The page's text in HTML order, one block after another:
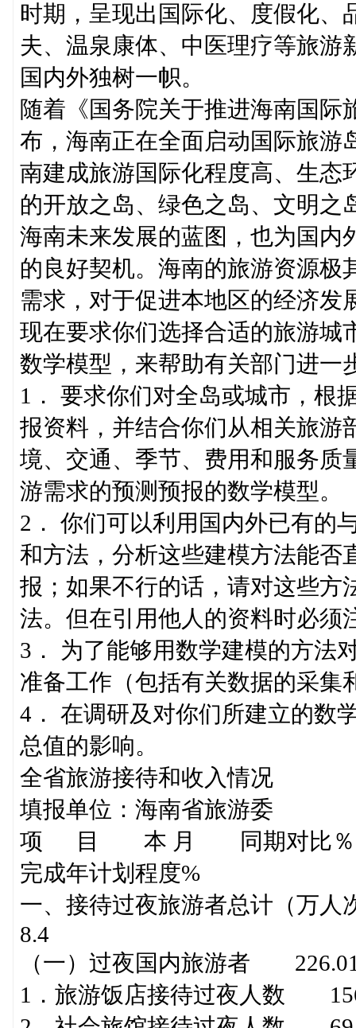
时期，呈现出国际化、度假化、
夫、温泉康体、中医理疗等旅游
国内外独树一帜。
随着《国务院关于推进海南国际
布，海南正在全面启动国际旅游
南建成旅游国际化程度高、生态
的开放之岛、绿色之岛、文明之
海南未来发展的蓝图，也为国内
的良好契机。海南的旅游资源极
需求，对于促进本地区的经济发
现在要求你们选择合适的旅游城
数学模型，来帮助有关部门进一
1． 要求你们对全岛或城市，根
报资料，并结合你们从相关旅游
境、交通、季节、费用和服务质
游需求的预测预报的数学模型。
2． 你们可以利用国内外已有的
和方法，分析这些建模方法能否
报；如果不行的话，请对这些方
法。但在引用他人的资料时必须
3． 为了能够用数学建模的方法
准备工作（包括有关数据的采集
4． 在调研及对你们所建立的数
总值的影响。
全省旅游接待和收入情况
填报单位：海南省旅游委
项 目 本 月 同期对比
完成年计划程度%
一、接待过夜旅游者总计
8.4
（一）过夜国内旅游者
1．旅游饭店接待过夜